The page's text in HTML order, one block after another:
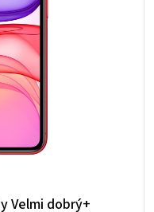
Velmi dobrý+